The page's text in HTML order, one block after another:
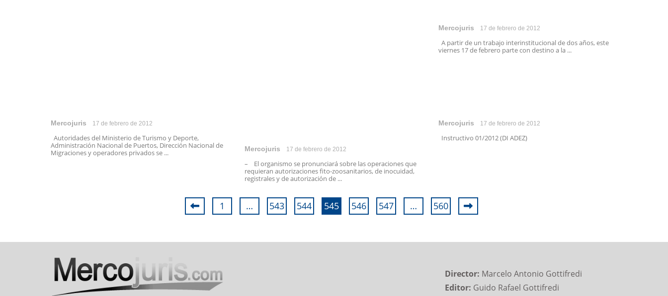
Mercojuris 17 de febrero de 2012
A partir de un trabajo interinstitucional de dos años, este
viernes 17 de febrero parte con destino a la ...
Mercojuris 17 de febrero de 2012
Autoridades del Ministerio de Turismo y Deporte,
Administración Nacional de Puertos, Dirección Nacional de
Migraciones y operadores privados se ...
Mercojuris 17 de febrero de 2012
– El organismo se pronunciará sobre las operaciones que
requieran autorizaciones fito-zoosanitarios, de inocuidad,
registrales y de autorización de ...
Mercojuris 17 de febrero de 2012
Instructivo 01/2012 (DI ADEZ)
1 … 543 544 545 546 547 … 560
Director: Marcelo Antonio Gottifredi
Editor: Guido Rafael Gottifredi